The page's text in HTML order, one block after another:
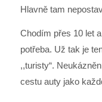
Hlavně tam
Chodím přes 10 let
potřeba. Už tak je
,,turisty“.
cestu auty jako